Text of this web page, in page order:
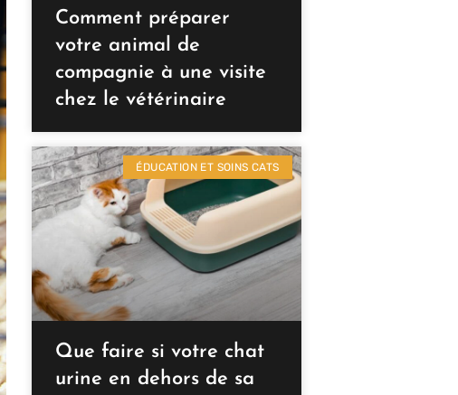
Comment préparer
votre animal de
compagnie à une visite
chez le vétérinaire
ÉDUCATION ET SOINS CATS
Que faire si votre chat
urine en dehors de sa